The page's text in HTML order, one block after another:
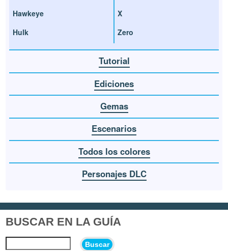
Hawkeye
Hulk
X
Zero
Tutorial
Ediciones
Gemas
Escenarios
Todos los colores
Personajes DLC
BUSCAR EN LA GUÍA
Buscar